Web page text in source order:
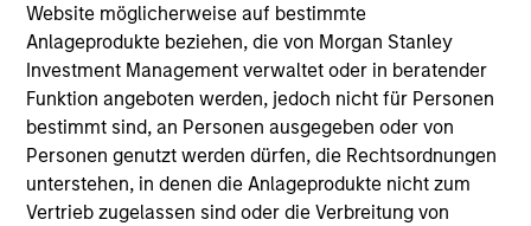
Website möglicherweise auf bestimmte
Anlageprodukte beziehen, die von Morgan Stanley
Investment Management verwaltet oder in beratender
Funktion angeboten werden, jedoch nicht für Personen
bestimmt sind, an Personen ausgegeben oder von
Personen genutzt werden dürfen, die Rechtsordnungen
unterstehen, in denen die Anlageprodukte nicht zum
Vertrieb zugelassen sind oder die Verbreitung von
and political developments across the world. Matt
also contributes to business development
initiatives, promoting existing products and building
new offerings. He joined Eaton Vance in 2011.
Morgan Stanley acquired Eaton Vance in March
2021. Matt began his career in the investment
industry in 2002. Before joining Eaton Vance, he
was affiliated with Cambridge Associates, LLC. He